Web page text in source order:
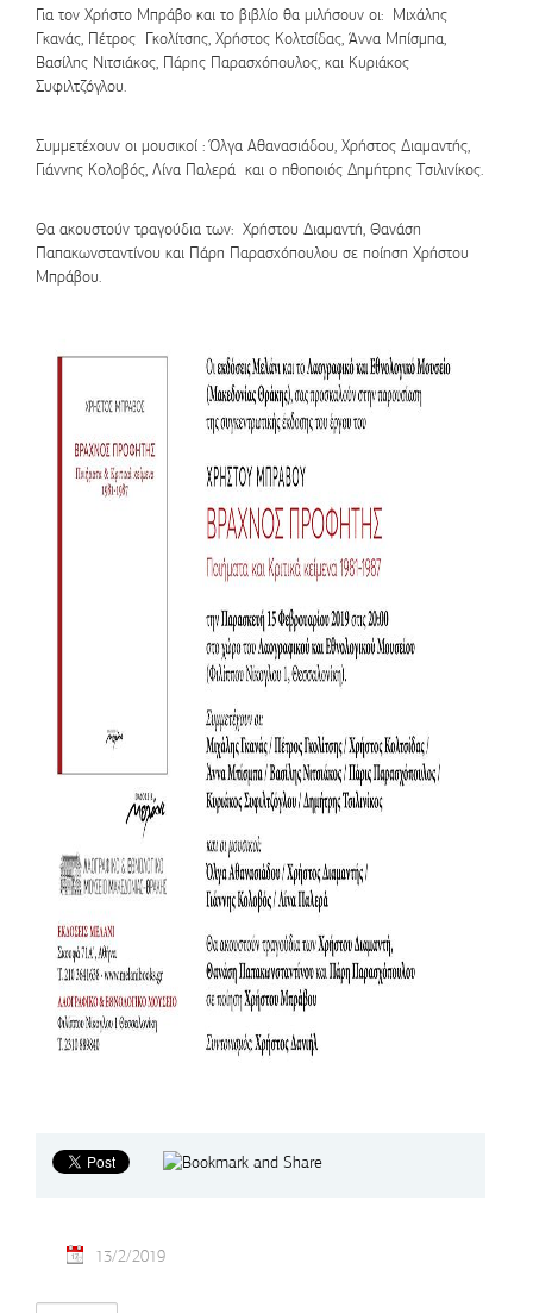
Για τον Χρήστο Μπράβο και το βιβλίο θα μιλήσουν οι: Μιχάλης
Γκανάς, Πέτρος Γκολίτσης, Χρήστος Κολτσίδας, Άννα Μπίσμπα,
Βασίλης Νιτσιάκος, Πάρης Παρασχόπουλος, και Κυριάκος
Συφιλτζόγλου.
Συμμετέχουν οι μουσικοί : Όλγα Αθανασιάδου, Χρήστος Διαμαντής,
Γιάννης Κολοβός, Λίνα Παλερά και ο ηθοποιός Δημήτρης Τσιλινίκος.
Θα ακουστούν τραγούδια των: Χρήστου Διαμαντή, Θανάση
Παπακωνσταντίνου και Πάρη Παρασχόπουλου σε ποίηση Χρήστου
Μπράβου.
13/2/2019